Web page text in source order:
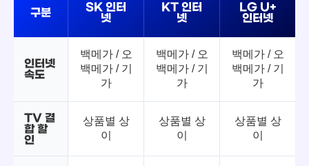
구분
SK 인터
넷
KT 인터
넷
LG U+
인터넷
인터넷
속도
백메가 / 오
백메가 / 기
가
백메가 / 오
백메가 / 기
가
백메가 / 오
백메가 / 기
가
TV 결
합 할
인
상품별 상
이
상품별 상
이
상품별 상
이